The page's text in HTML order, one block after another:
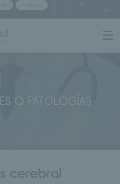
O PATOLOGÍAS
cerebral